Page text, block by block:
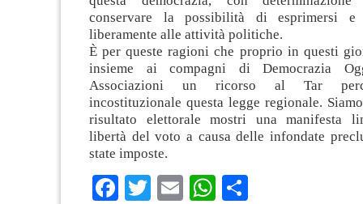
conservare la possibilità di esprimersi e
liberamente alle attività politiche.
È per queste ragioni che proprio in questi
insieme ai compagni di Democrazia
Associazioni un ricorso al Tar
incostituzionale questa legge regionale.
risultato elettorale mostri una manifesta
libertà del voto a causa delle infondate
state imposte.
Facebook
TwitterEmailWhatsApp